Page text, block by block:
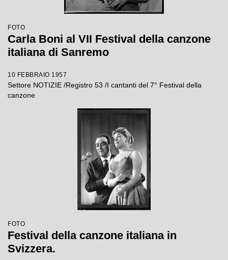
FOTO
Carla Boni al VII Festival della canzone
italiana di Sanremo
10 FEBBRAIO 1957
Settore NOTIZIE /Registro 53 /I cantanti del 7° Festival della
canzone
FOTO
Festival della canzone italiana in
Svizzera.